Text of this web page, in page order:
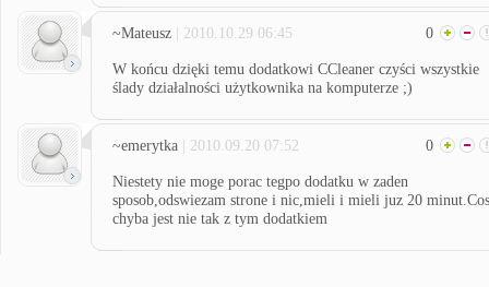
~Mateusz | 2010.10.29 06:45 0
W końcu dzięki temu dodatkowi CCleaner czyści wszystkie
ślady działalności użytkownika na komputerze ;)
~emerytka | 2010.09.20 07:52 0
Niestety nie moge porac tegpo dodatku w zaden
sposob,odswiezam strone i nic,mieli i mieli juz 20 minut.Cos
chyba jest nie tak z tym dodatkiem